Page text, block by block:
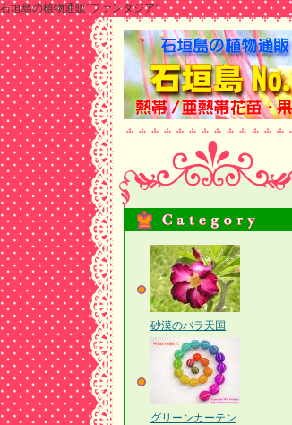
石垣島の植物通販”ファンタジア”
砂漠のバラ天国
グリーンカーテン